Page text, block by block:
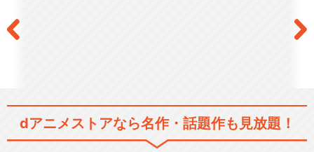
閉じる
dアニメストアなら名作・話題作も見放題！